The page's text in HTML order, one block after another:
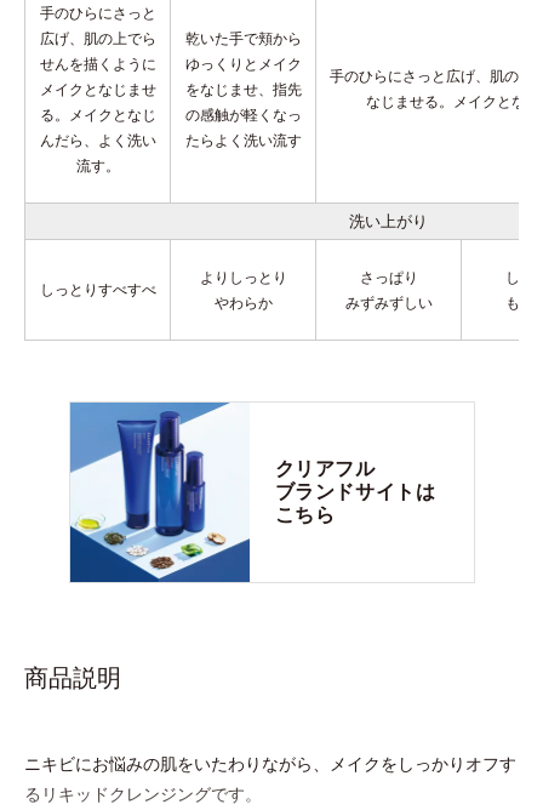
手のひらにさっと
広げ、肌の上でら
せんを描くように
メイクとなじませ
る。メイクとなじ
んだら、よく洗い
流す。
乾いた手で頬から
ゆっくりとメイク
をなじませ、指先
の感触が軽くなっ
たらよく洗い流す
手のひらにさっと広げ、肌の上
なじませる。 メイクとな
洗い上がり
しっとりすべすべ
よりしっとり
やわらか
さっぱり
みずみずしい
しっ
もち
クリアフル
ブランドサイトは
こちら
商品説明
ニキビにお悩みの肌をいたわりながら、メイクをしっかりオフす
るリキッドクレンジングです。